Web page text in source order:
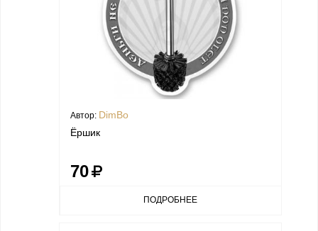
Автор: DimBo
Ёршик
70
ПОДРОБНЕЕ